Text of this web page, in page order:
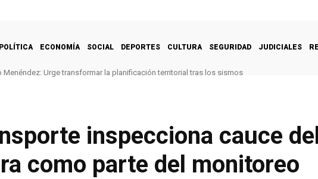
POLÍTICA ECONOMÍA SOCIAL DEPORTES CULTURA SEGURIDAD JUDICIALES
Menéndez: Urge transformar la planificación territorial tras los sismos
inspecciona cauce
como parte del monitoreo